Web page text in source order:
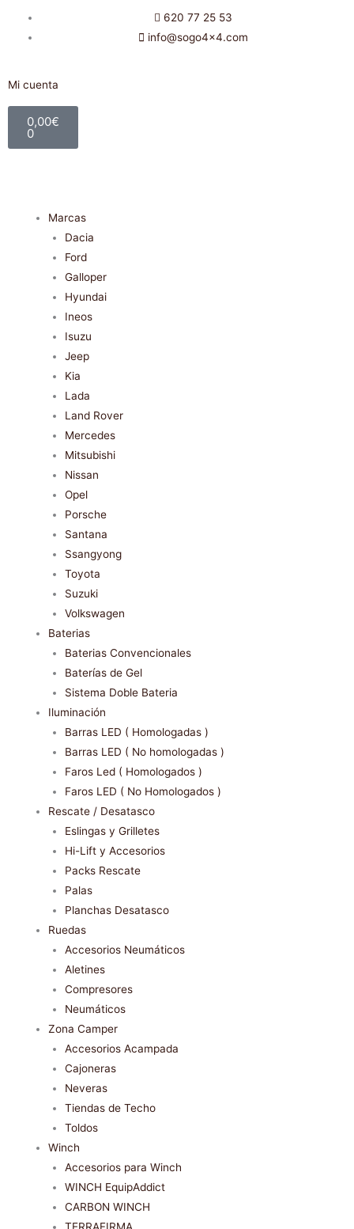
620 77 25 53
info@sogo4x4.com
Mi cuenta
0,00€
0
Carrito
Marcas
Dacia
Ford
Galloper
Hyundai
Ineos
Isuzu
Jeep
Kia
Lada
Land Rover
Mercedes
Mitsubishi
Nissan
Opel
Porsche
Santana
Ssangyong
Toyota
Suzuki
Volkswagen
Baterias
Baterias Convencionales
Baterías de Gel
Sistema Doble Bateria
Iluminación
Barras LED ( Homologadas )
Barras LED ( No homologadas )
Faros Led ( Homologados )
Faros LED ( No Homologados )
Rescate / Desatasco
Eslingas y Grilletes
Hi-Lift y Accesorios
Packs Rescate
Palas
Planchas Desatasco
Ruedas
Accesorios Neumáticos
Aletines
Compresores
Neumáticos
Zona Camper
Accesorios Acampada
Cajoneras
Neveras
Tiendas de Techo
Toldos
Winch
Accesorios para Winch
WINCH EquipAddict
CARBON WINCH
TERRAFIRMA